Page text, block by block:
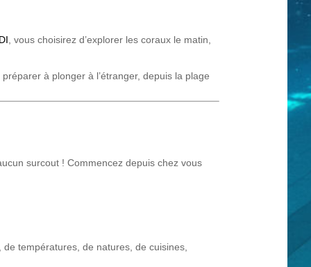
, vous choisirez d’explorer les coraux le matin,
à plonger à l’étranger, depuis la plage
surcout ! Commencez depuis chez vous
températures, de natures, de cuisines,